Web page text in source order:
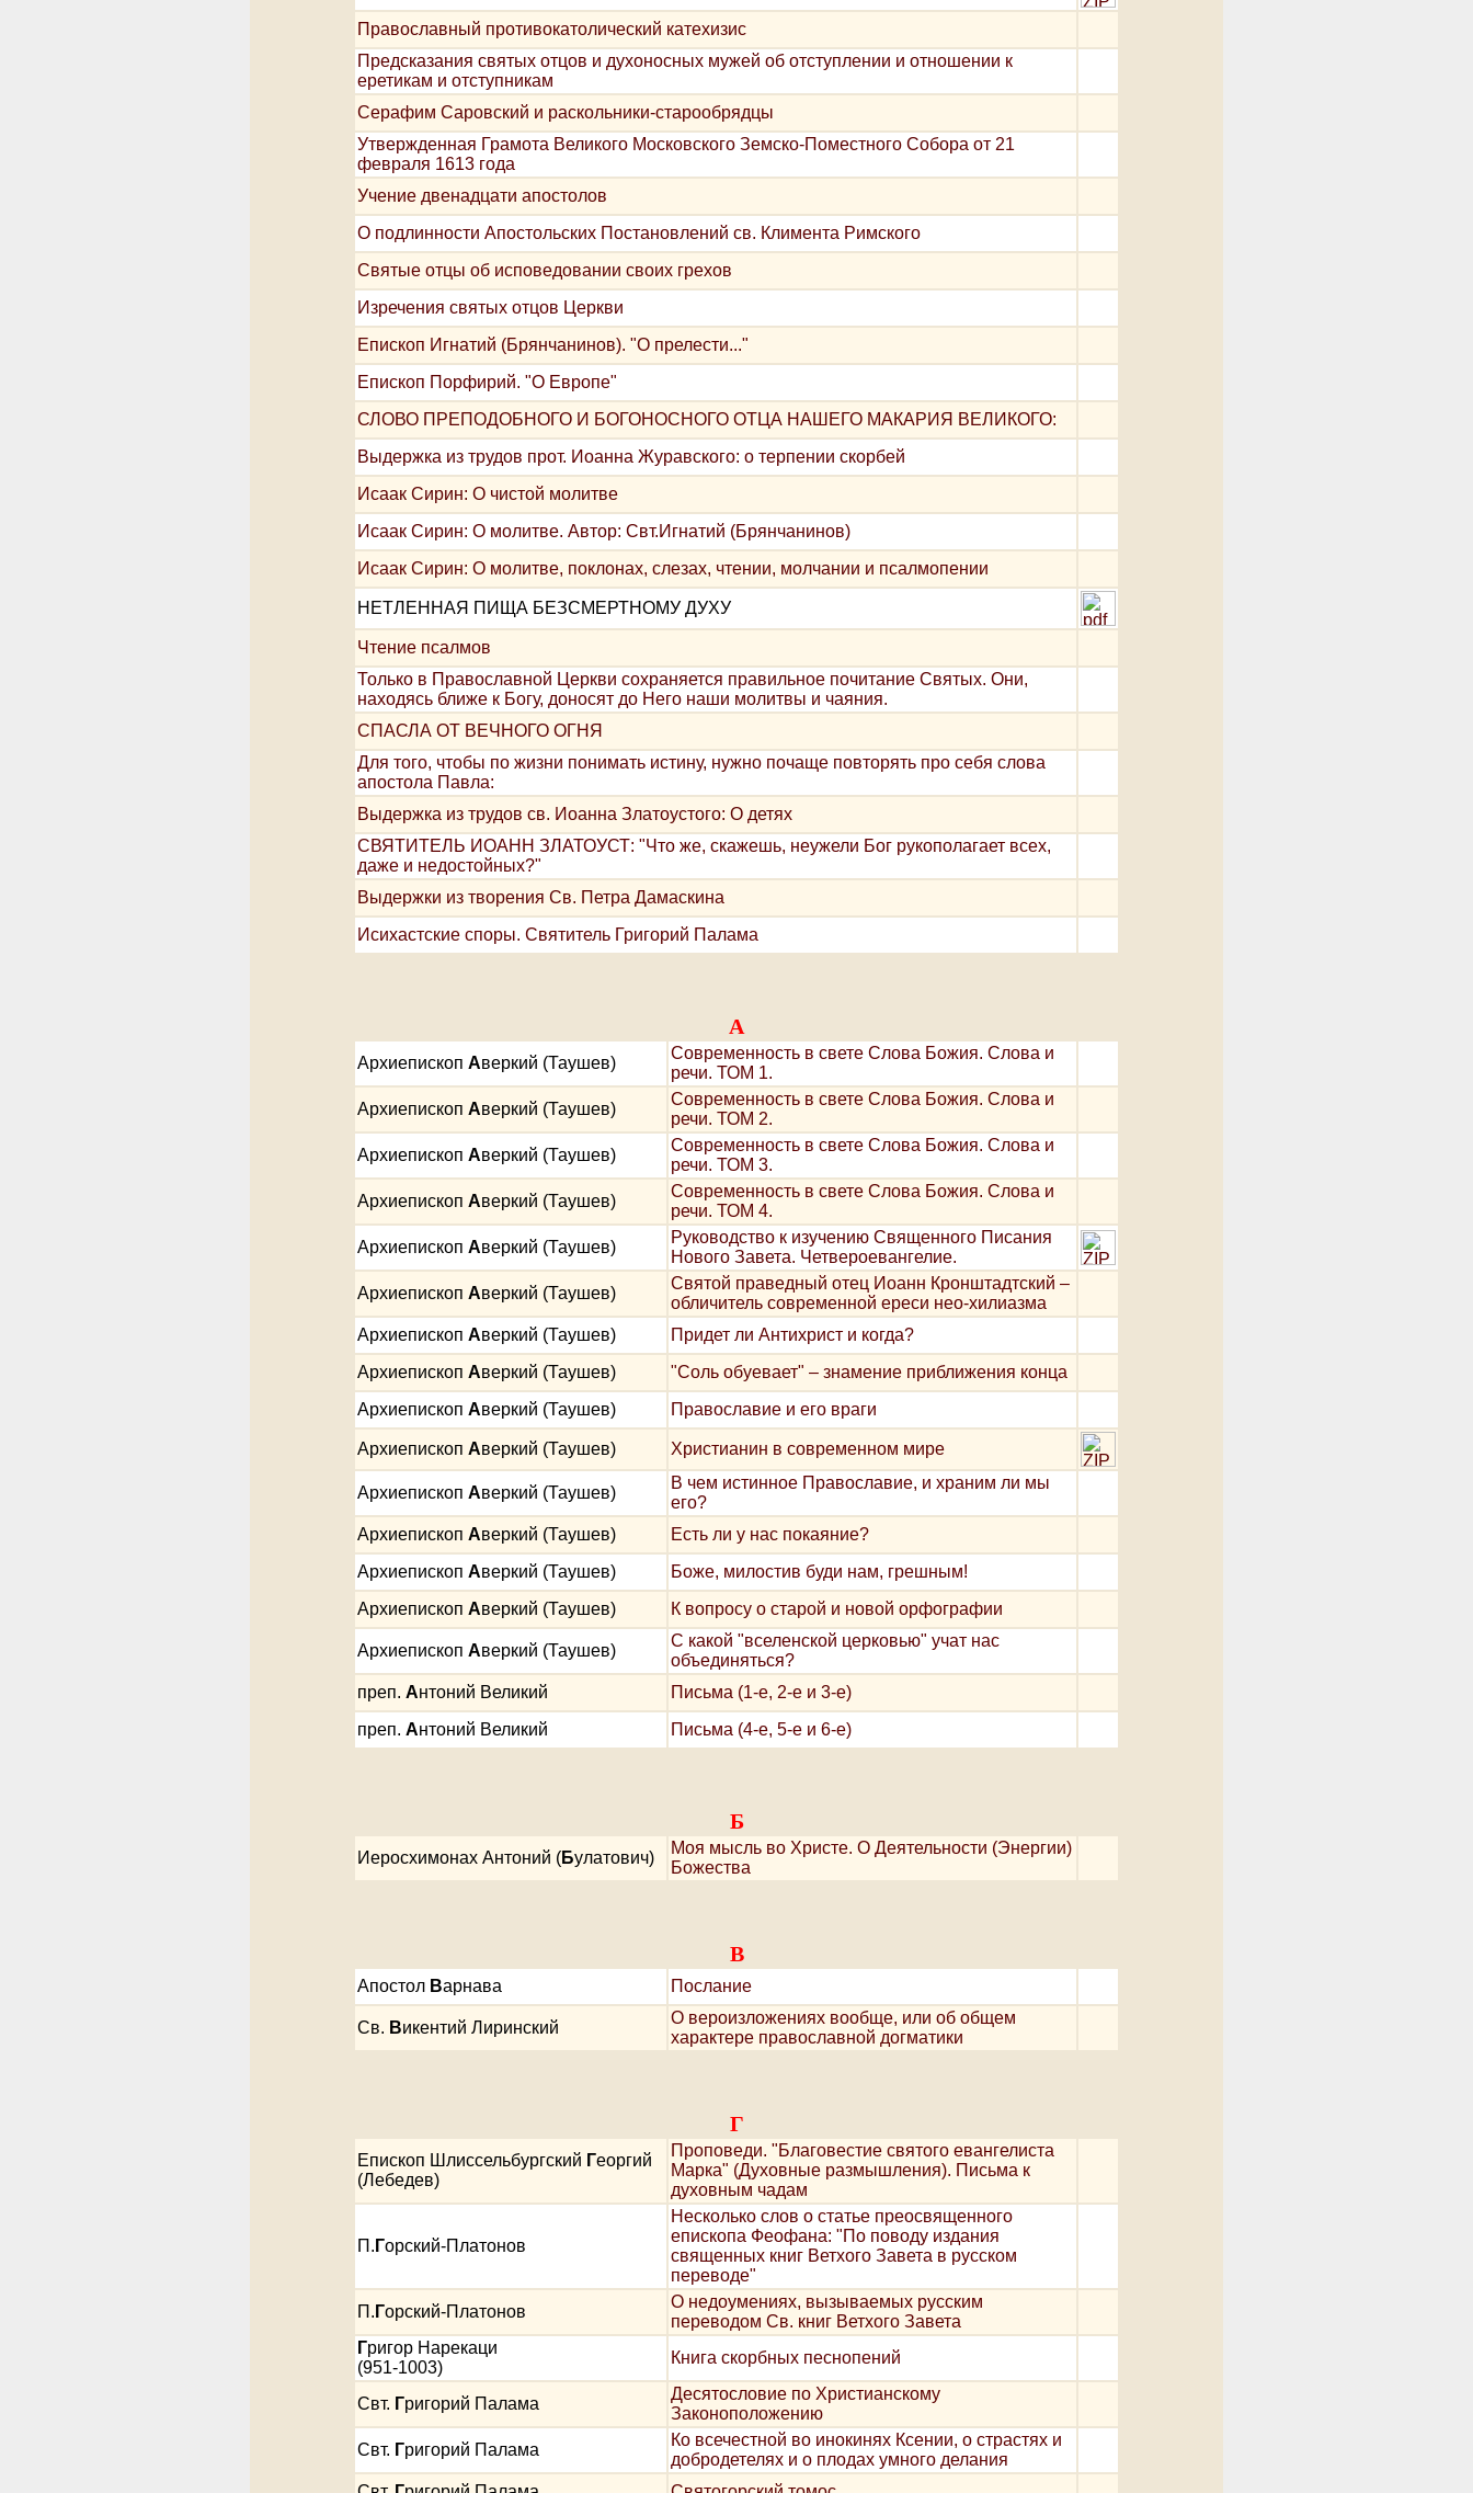
Православный противокатолический катехизис
Предсказания святых отцов и духоносных мужей об отступлении и отношении к
еретикам и отступникам
Серафим Саровский и раскольники-старообрядцы
Утвержденная Грамота Великого Московского Земско-Поместного Собора от 21
февраля 1613 года
Учение двенадцати апостолов
О подлинности Апостольских Постановлений св. Климента Римского
Святые отцы об исповедовании своих грехов
Изречения святых отцов Церкви
Епископ Игнатий (Брянчанинов). "О прелести..."
Епископ Порфирий. "О Европе"
СЛОВО ПРЕПОДОБНОГО И БОГОНОСНОГО ОТЦА НАШЕГО МАКАРИЯ ВЕЛИКОГО:
Выдержка из трудов прот. Иоанна Журавского: о терпении скорбей
Исаак Сирин: О чистой молитве
Исаак Сирин: О молитве. Автор: Свт.Игнатий (Брянчанинов)
Исаак Сирин: О молитве, поклонах, слезах, чтении, молчании и псалмопении
НЕТЛЕННАЯ ПИЩА БЕЗСМЕРТНОМУ ДУХУ
Чтение псалмов
Только в Православной Церкви сохраняется правильное почитание Святых. Они,
находясь ближе к Богу, доносят до Него наши молитвы и чаяния.
СПАСЛА ОТ ВЕЧНОГО ОГНЯ
Для того, чтобы по жизни понимать истину, нужно почаще повторять про себя слова
апостола Павла:
Выдержка из трудов св. Иоанна Златоустого: О детях
СВЯТИТЕЛЬ ИОАНН ЗЛАТОУСТ: "Что же, скажешь, неужели Бог рукополагает всех,
даже и недостойных?"
Выдержки из творения Св. Петра Дамаскина
Исихастские споры. Святитель Григорий Палама
А
Архиепископ Аверкий (Таушев)
Современность в свете Слова Божия. Слова и
речи. ТОМ 1.
Архиепископ Аверкий (Таушев)
Современность в свете Слова Божия. Слова и
речи. ТОМ 2.
Архиепископ Аверкий (Таушев)
Современность в свете Слова Божия. Слова и
речи. ТОМ 3.
Архиепископ Аверкий (Таушев)
Современность в свете Слова Божия. Слова и
речи. ТОМ 4.
Архиепископ Аверкий (Таушев)
Руководство к изучению Священного Писания
Нового Завета. Четвероевангелие.
Архиепископ Аверкий (Таушев)
Святой праведный отец Иоанн Кронштадтский –
обличитель современной ереси нео-хилиазма
Архиепископ Аверкий (Таушев)
Придет ли Антихрист и когда?
Архиепископ Аверкий (Таушев)
"Соль обуевает" – знамение приближения конца
Архиепископ Аверкий (Таушев) Православие и его враги
Архиепископ Аверкий (Таушев) Христианин в современном мире
Архиепископ Аверкий (Таушев)
В чем истинное Православие, и храним ли мы
его?
Архиепископ Аверкий (Таушев)
Есть ли у нас покаяние?
Архиепископ Аверкий (Таушев)
Боже, милостив буди нам, грешным!
Архиепископ Аверкий (Таушев) К вопросу о старой и новой орфографии
Архиепископ Аверкий (Таушев)
С какой "вселенской церковью" учат нас
объединяться?
преп. Антоний Великий
Письма (1-е, 2-е и 3-е)
преп. Антоний Великий Письма (4-е, 5-е и 6-е)
Б
Иеросхимонах Антоний (Булатович)
Моя мысль во Христе. О Деятельности (Энергии)
Божества
В
Апостол Варнава Послание
Cв. Викентий Лиринский
О вероизложениях вообще, или об общем
характере православной догматики
Г
Епископ Шлиссельбургский Георгий
(Лебедев)
Проповеди. "Благовестие святого евангелиста
Марка" (Духовные размышления). Письма к
духовным чадам
П. Горский-Платонов
Несколько слов о статье преосвященного
епископа Феофана: "По поводу издания
священных книг Ветхого Завета в русском
переводе"
П. Горский-Платонов
О недоумениях, вызываемых русским
переводом Св. книг Ветхого Завета
Григор Нарекаци
(951-1003)
Книга скорбных песнопений
Свт. Григорий Палама
Десятословие по Христианскому
Законоположению
Свт. Григорий Палама
Ко всечестной во инокинях Ксении, о страстях и
добродетелях и о плодах умного делания